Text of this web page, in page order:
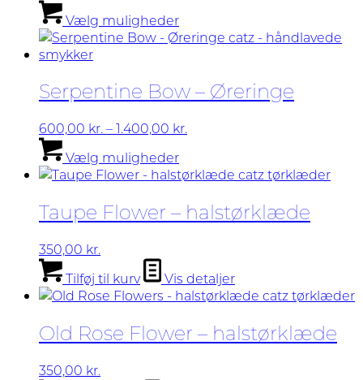
Vælg mulighedervare
har
Mulighederne
vælges
varesiden
Serpentine Bow – Øreringe
600,00 kr.–1.400,00 kr.
1.400,00 kr.
Vælg mulighedervare
har
varianter.
på
varesiden
Taupe Flower – halstørklæde
350,00 kr.
Tilføj til kurv
Vis detaljer
Old Rose Flower – halstørklæde
350,00 kr.